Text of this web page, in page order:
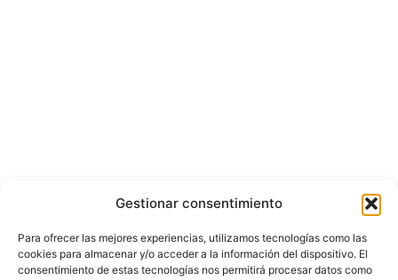
Gestionar consentimiento
Para ofrecer las mejores experiencias, utilizamos tecnologías como las
cookies para almacenar y/o acceder a la información del dispositivo. El
consentimiento de estas tecnologías nos permitirá procesar datos como